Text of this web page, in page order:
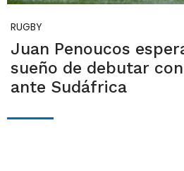
RUGBY
Juan Penoucos
sueño de debutar
ante Sudáfrica